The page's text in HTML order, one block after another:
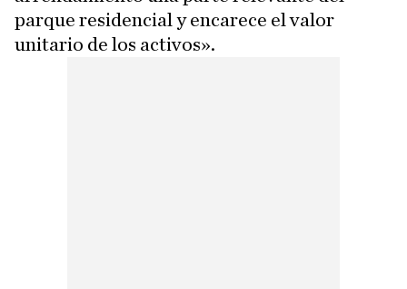
parque residencial y encarece el valor
unitario de los activos».